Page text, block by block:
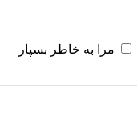
مرا به خاطر بسپار